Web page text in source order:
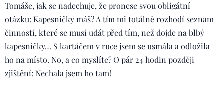
Tomáše, jak se nadechuje, že pronese svou obligátní
otázku: Kapesníčky máš? A tím mi totálně rozhodí seznam
činností, které se musí udát před tím, než dojde na blbý
kapesníčky… S kartáčem v ruce jsem se usmála a odložila
ho na místo. No, a co myslíte? O pár 24 hodin později
zjištění: Nechala jsem ho tam!